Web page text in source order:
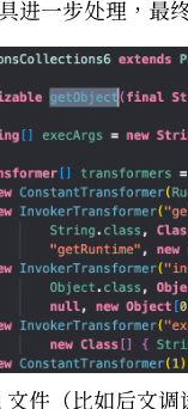
进一步处理，最
件（比如后文调